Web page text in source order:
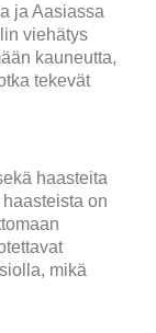
ja Aasiassa
viehätys
kauneutta,
tekevät
haasteita
on
mikä